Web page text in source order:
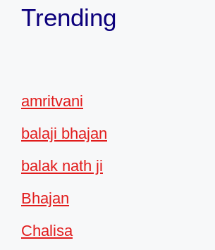
Trending
amritvani
balaji bhajan
balak nath ji
Bhajan
Chalisa